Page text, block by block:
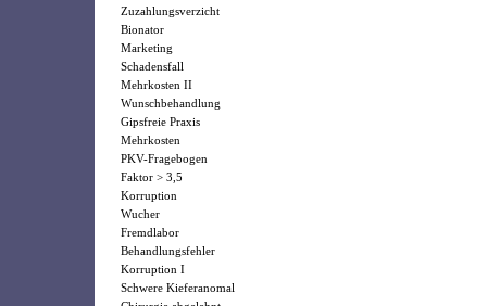
Zuzahlungsverzicht
Bionator
Marketing
Schadensfall
Mehrkosten II
Wunschbehandlung
Gipsfreie Praxis
Mehrkosten
PKV-Fragebogen
Faktor > 3,5
Korruption
Wucher
Fremdlabor
Behandlungsfehler
Korruption I
Schwere Kieferanomal